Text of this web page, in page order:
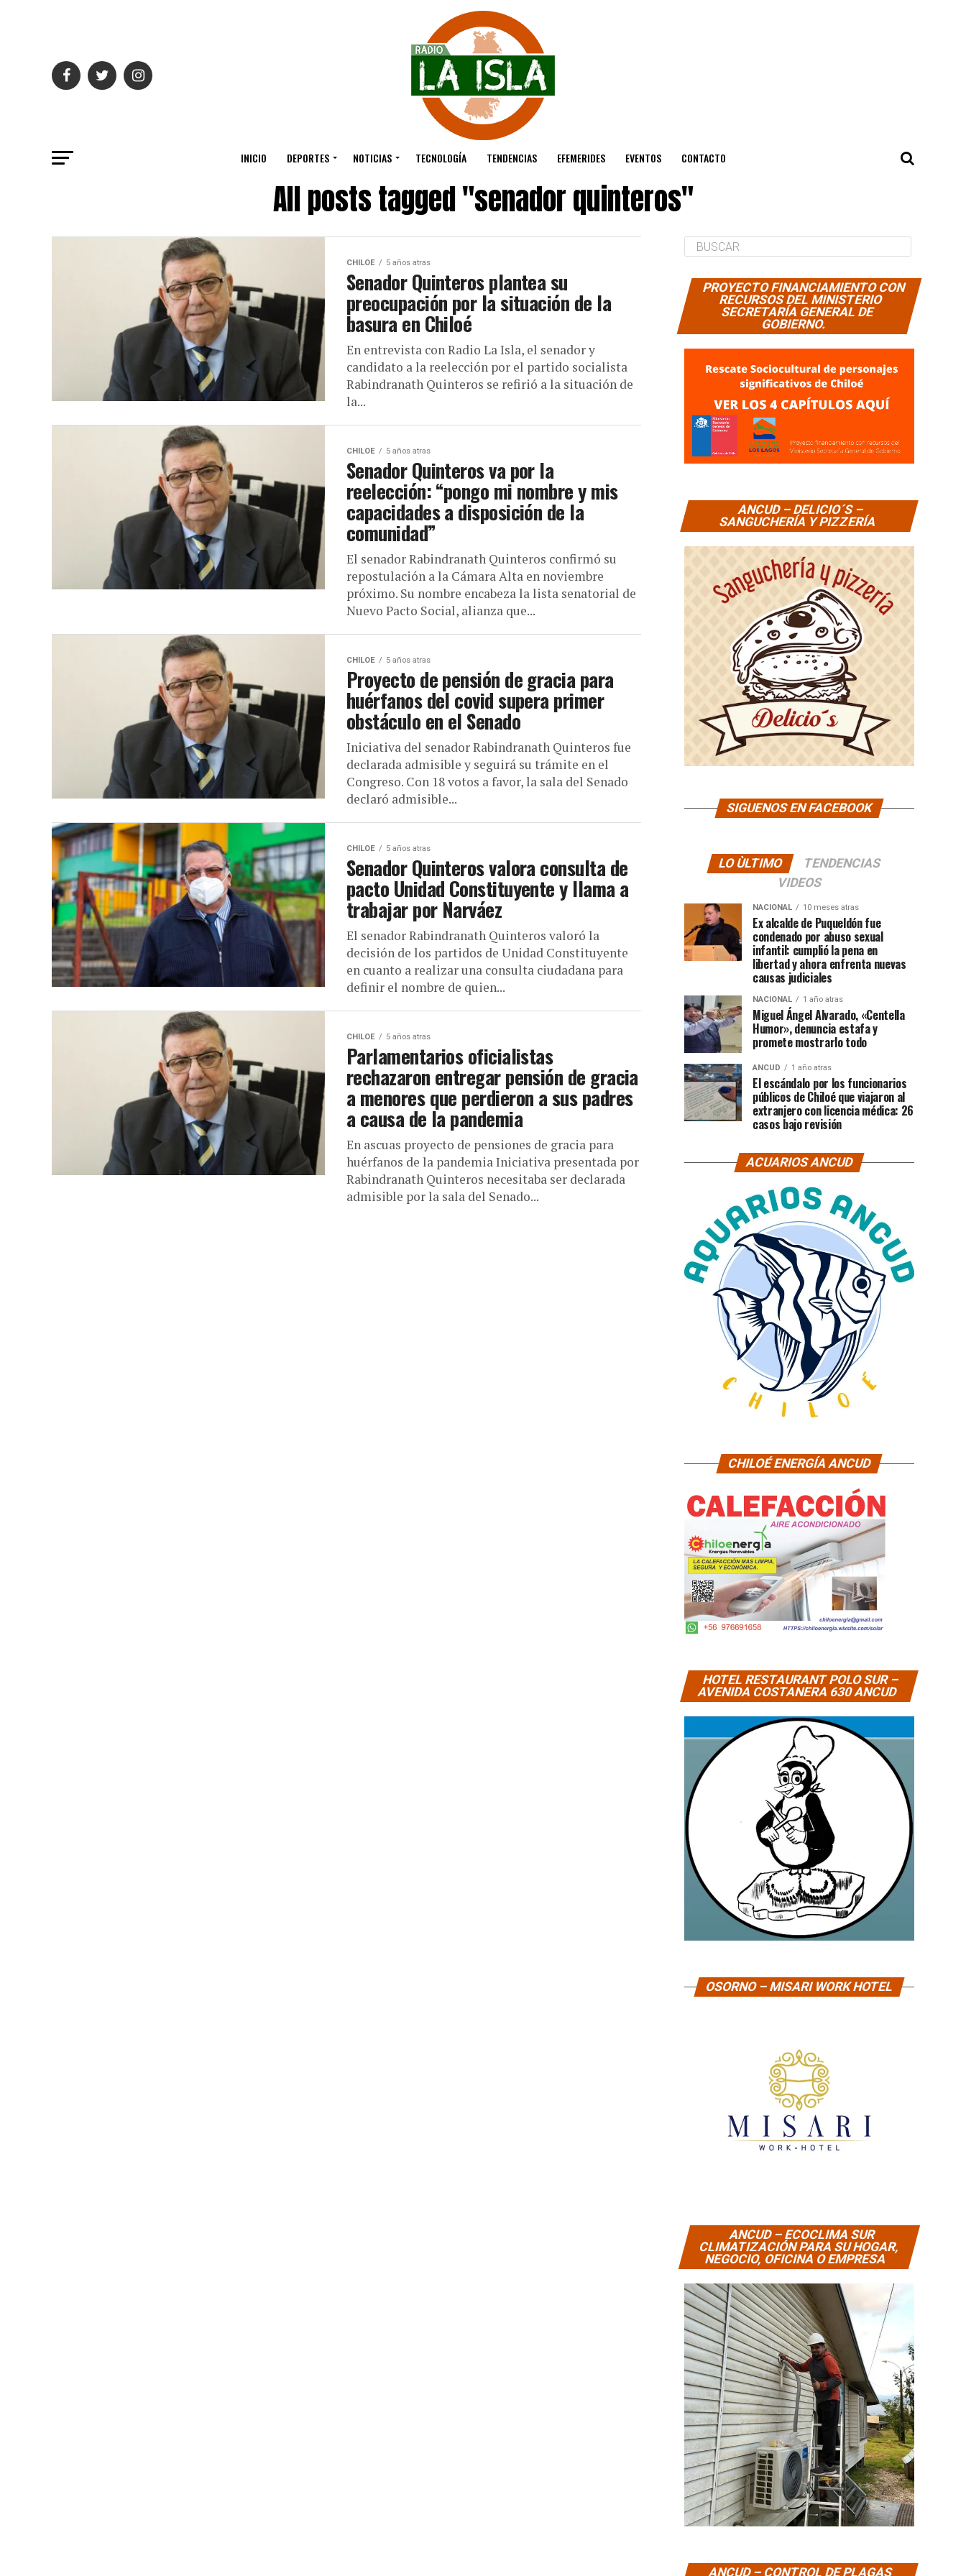
INICIO DEPORTES NOTICIAS TECNOLOGÍA TENDENCIAS EFEMERIDES EVENTOS CONTACTO
All posts tagged "senador quinteros"
CHILOE 5 años atras
Senador Quinteros plantea su
preocupación por la situación de la
basura en Chiloé
En entrevista con Radio La Isla, el senador y
candidato a la reelección por el partido socialista
Rabindranath Quinteros se refirió a la situación de
la...
CHILOE 5 años atras
Senador Quinteros va por la
reelección: “pongo mi nombre y mis
capacidades a disposición de la
comunidad”
El senador Rabindranath Quinteros confirmó su
repostulación a la Cámara Alta en noviembre
próximo. Su nombre encabeza la lista senatorial de
Nuevo Pacto Social, alianza que...
CHILOE 5 años atras
Proyecto de pensión de gracia para
huérfanos del covid supera primer
obstáculo en el Senado
Iniciativa del senador Rabindranath Quinteros fue
declarada admisible y seguirá su trámite en el
Congreso. Con 18 votos a favor, la sala del Senado
declaró admisible...
CHILOE 5 años atras
Senador Quinteros valora consulta de
pacto Unidad Constituyente y llama a
trabajar por Narváez
El senador Rabindranath Quinteros valoró la
decisión de los partidos de Unidad Constituyente
en cuanto a realizar una consulta ciudadana para
definir el nombre de quien...
CHILOE 5 años atras
Parlamentarios oficialistas
rechazaron entregar pensión de gracia
a menores que perdieron a sus padres
a causa de la pandemia
En ascuas proyecto de pensiones de gracia para
huérfanos de la pandemia Iniciativa presentada por
Rabindranath Quinteros necesitaba ser declarada
admisible por la sala del Senado...
PROYECTO FINANCIAMIENTO CON
RECURSOS DEL MINISTERIO
SECRETARÍA GENERAL DE
GOBIERNO.
ANCUD – DELICIO´S –
SANGUCHERÍA Y PIZZERÍA
SIGUENOS EN FACEBOOK
LO ÙLTIMO
TENDENCIAS
VIDEOS
NACIONAL 10 meses atras
Ex alcalde de Puqueldón fue
condenado por abuso sexual
infantil: cumplió la pena en
libertad y ahora enfrenta nuevas
causas judiciales
NACIONAL 1 año atras
Miguel Ángel Alvarado, «Centella
Humor», denuncia estafa y
promete mostrarlo todo
ANCUD 1 año atras
El escándalo por los funcionarios
públicos de Chiloé que viajaron al
extranjero con licencia médica: 26
casos bajo revisión
ACUARIOS ANCUD
CHILOÉ ENERGÍA ANCUD
HOTEL RESTAURANT POLO SUR –
AVENIDA COSTANERA 630 ANCUD
OSORNO – MISARI WORK HOTEL
ANCUD – ECOCLIMA SUR
CLIMATIZACIÓN PARA SU HOGAR,
NEGOCIO, OFICINA O EMPRESA
ANCUD – CONTROL DE PLAGAS